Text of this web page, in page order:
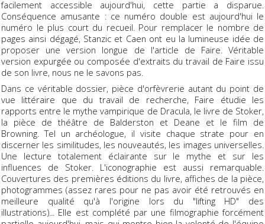
facilement accessible aujourd'hui, cette partie a disparue.
Conséquence amusante : ce numéro double est aujourd'hui le
numéro le plus court du recueil. Pour remplacer le nombre de
pages ainsi dégagé, Stanzic et Caen ont eu la lumineuse idée de
proposer une version longue de l'article de Faire. Véritable
version expurgée ou composée d'extraits du travail de Faire issu
de son livre, nous ne le savons pas.
Dans ce véritable dossier, pièce d'orfèvrerie autant du point de
vue littéraire que du travail de recherche, Faire étudie les
rapports entre le mythe vampirique de Dracula, le livre de Stoker,
la pièce de théâtre de Balderston et Deane et le film de
Browning. Tel un archéologue, il visite chaque strate pour en
discerner les similitudes, les nouveautés, les images universelles.
Une lecture totalement éclairante sur le mythe et sur les
influences de Stoker. L'iconographie est aussi remarquable.
Couvertures des premières éditions du livre, affiches de la pièce,
photogrammes (assez rares pour ne pas avoir été retrouvés en
meilleure qualité qu'à l'origine lors du "lifting HD" des
illustrations)... Elle est complété par une filmographie forcément